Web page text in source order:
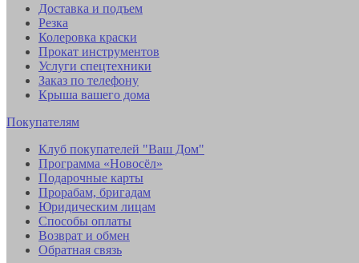
Доставка и подъем
Резка
Колеровка краски
Прокат инструментов
Услуги спецтехники
Заказ по телефону
Крыша вашего дома
Покупателям
Клуб покупателей "Ваш Дом"
Программа «Новосёл»
Подарочные карты
Прорабам, бригадам
Юридическим лицам
Способы оплаты
Возврат и обмен
Обратная связь